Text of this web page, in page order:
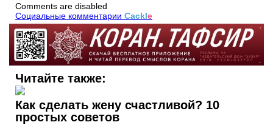
Comments are disabled
Социальные комментарии Cackle
Читайте также:
Как сделать жену счастливой? 10
простых советов